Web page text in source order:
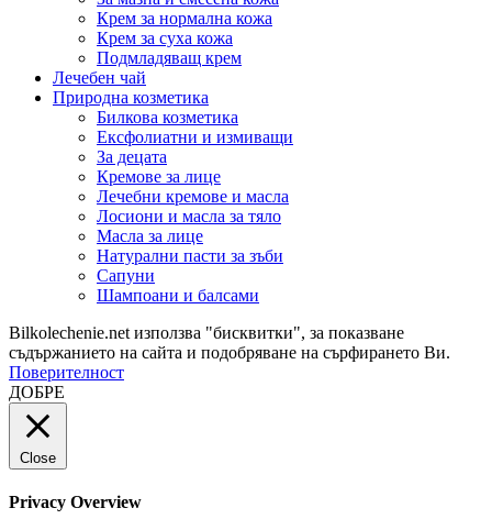
Крем за нормална кожа
Крем за суха кожа
Подмладяващ крем
Лечебен чай
Природна козметика
Билкова козметика
Ексфолиатни и измиващи
За децата
Кремове за лице
Лечебни кремове и масла
Лосиони и масла за тяло
Масла за лице
Натурални пасти за зъби
Сапуни
Шампоани и балсами
Bilkolechenie.net използва "бисквитки", за показване
съдържанието на сайта и подобряване на сърфирането Ви.
Поверителност
ДОБРЕ
Close
Privacy Overview